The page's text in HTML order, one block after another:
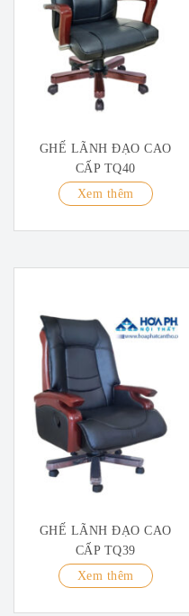
GHẾ LÃNH ĐẠO CAO
CẤP TQ40
Xem thêm
GHẾ LÃNH ĐẠO CAO
CẤP TQ39
Xem thêm